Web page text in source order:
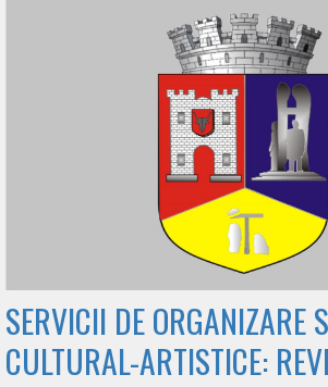
SERVICII DE ORGANIZARE
CULTURAL-ARTISTICE: